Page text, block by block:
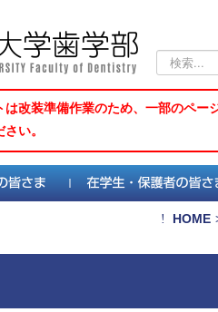
索...
改装準備作業のため、一部のペ
い。
HOME